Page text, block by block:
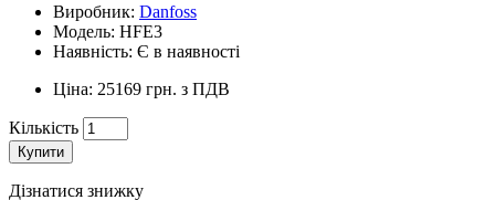
Виробник: Danfoss
Модель: HFE3
Наявність: Є в наявності
Ціна: 25169 грн. з ПДВ
Кількість
Купити
Дізнатися знижку